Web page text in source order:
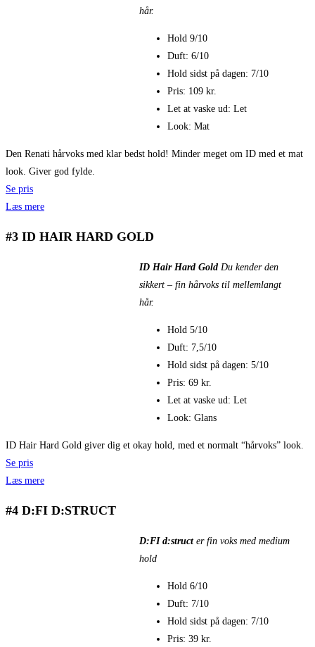
hår.
Hold 9/10
Duft: 6/10
Hold sidst på dagen: 7/10
Pris: 109 kr.
Let at vaske ud: Let
Look: Mat
Den Renati hårvoks med klar bedst hold! Minder meget om ID med et mat
look. Giver god fylde.
Se pris
Læs mere
#3 ID HAIR HARD GOLD
ID Hair Hard Gold Du kender den
sikkert – fin hårvoks til mellemlangt
hår.
Hold 5/10
Duft: 7,5/10
Hold sidst på dagen: 5/10
Pris: 69 kr.
Let at vaske ud: Let
Look: Glans
ID Hair Hard Gold giver dig et okay hold, med et normalt “hårvoks” look.
Se pris
Læs mere
#4 D:FI D:STRUCT
D:FI d:structer fin voks med medium
hold
Hold 6/10
Duft: 7/10
Hold sidst på dagen: 7/10
Pris: 39 kr.